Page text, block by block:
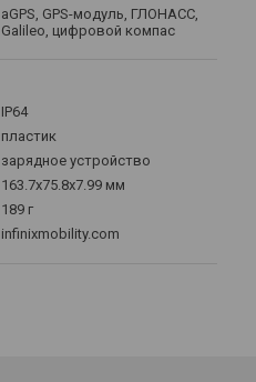
aGPS, GPS-модуль, ГЛОНАСС,
Galileo, цифровой компас
IP64
пластик
зарядное устройство
163.7x75.8x7.99 мм
189 г
infinixmobility.com